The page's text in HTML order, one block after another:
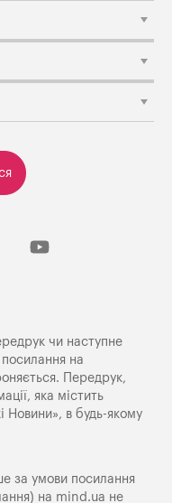
чи наступне
на
Передрук,
яка містить
Новини», в будь-якому
за умови посилання
на mind.ua не